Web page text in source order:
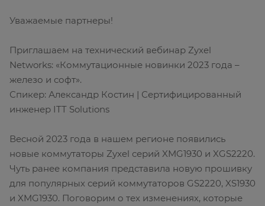
Уважаемые партнеры!
Приглашаем на технический вебинар Zyxel
Networks: «Коммутационные новинки 2023 года –
железо и софт».
Спикер: Александр Костин | Сертифицированный
инженер ITT Solutions
Весной 2023 года в нашем регионе появились
новые коммутаторы Zyxel серий XMG1930 и XGS2220.
Чуть ранее компания представила новую прошивку
для популярных серий коммутаторов GS2220, XS1930
и XMG1930. Поговорим о тех изменениях, которые